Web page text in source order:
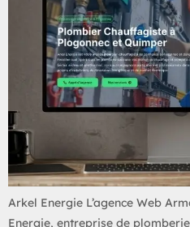
Arkel Energie L’agence Web
Energie, entreprise de